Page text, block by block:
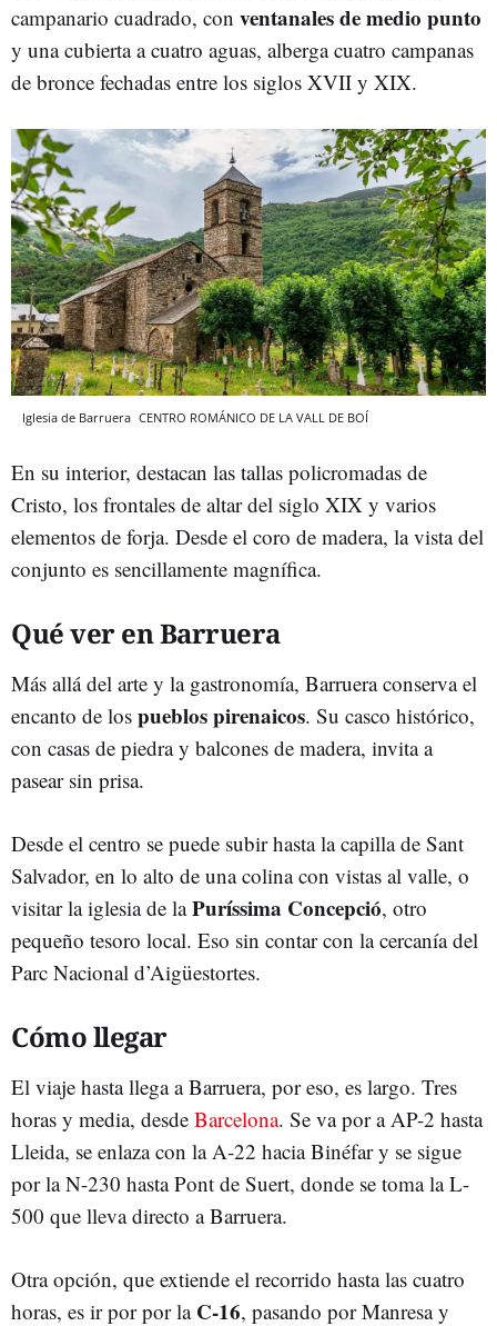
campanario cuadrado, con ventanales de medio punto
y una cubierta a cuatro aguas, alberga cuatro campanas
de bronce fechadas entre los siglos XVII y XIX.
Iglesia de Barruera CENTRO ROMÁNICO DE LA VALL DE BOÍ
En su interior, destacan las tallas policromadas de
Cristo, los frontales de altar del siglo XIX y varios
elementos de forja. Desde el coro de madera, la vista del
conjunto es sencillamente magnífica.
Qué ver en Barruera
Más allá del arte y la gastronomía, Barruera conserva el
encanto de los pueblos pirenaicos. Su casco histórico,
con casas de piedra y balcones de madera, invita a
pasear sin prisa.
Desde el centro se puede subir hasta la capilla de Sant
Salvador, en lo alto de una colina con vistas al valle, o
visitar la iglesia de laPuríssima Concepció, otro
pequeño tesoro local. Eso sin contar con la cercanía del
Parc Nacional d’Aigüestortes.
Cómo llegar
El viaje hasta llega a Barruera, por eso, es largo. Tres
horas y media, desde Barcelona. Se va por a AP-2 hasta
Lleida, se enlaza con la A-22 hacia Binéfar y se sigue
por la N-230 hasta Pont de Suert, donde se toma la L-
500 que lleva directo a Barruera.
Otra opción, que extiende el recorrido hasta las cuatro
horas, es ir por por la C-16, pasando por Manresa y